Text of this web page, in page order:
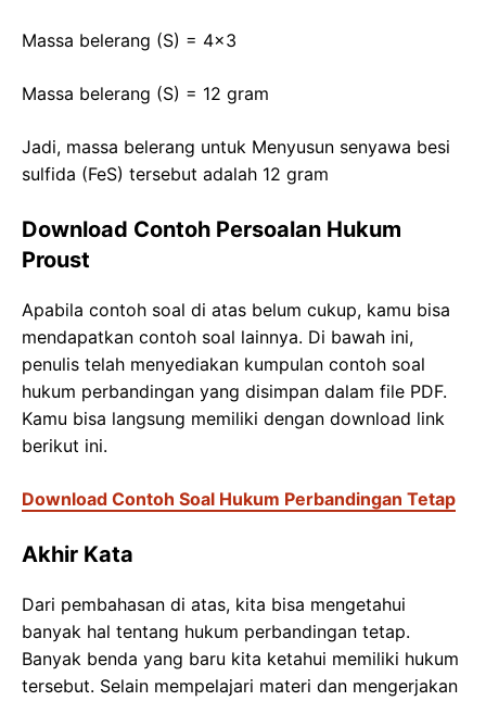
Massa belerang (S) = 4×3
Massa belerang (S) = 12 gram
Jadi, massa belerang untuk Menyusun senyawa besi
sulfida (FeS) tersebut adalah 12 gram
Download Contoh Persoalan Hukum
Proust
Apabila contoh soal di atas belum cukup, kamu bisa
mendapatkan contoh soal lainnya. Di bawah ini,
penulis telah menyediakan kumpulan contoh soal
hukum perbandingan yang disimpan dalam file PDF.
Kamu bisa langsung memiliki dengan download link
berikut ini.
Download Contoh Soal Hukum Perbandingan Tetap
Akhir Kata
Dari pembahasan di atas, kita bisa mengetahui
banyak hal tentang hukum perbandingan tetap.
Banyak benda yang baru kita ketahui memiliki hukum
tersebut. Selain mempelajari materi dan mengerjakan